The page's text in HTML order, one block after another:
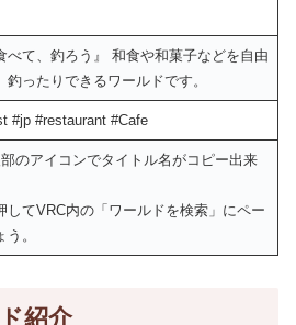
べて、釣ろう』 和食や和菓子などを自由
釣ったりできるワールドです。
#jp #restaurant #Cafe
部のアイコンでタイトル名がコピー出来
してVRC内の「ワールドを検索」にペー
。
紹介